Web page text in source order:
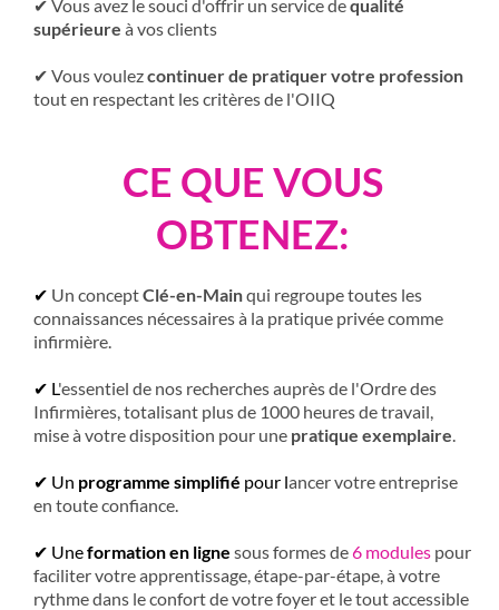
✔ Vous avez le souci d'offrir un service dequalité
supérieure à vos clients
✔ Vous voulezcontinuer de pratiquer votre profession
tout en respectant les critères de l'OIIQ
CE QUE VOUS
OBTENEZ:
✔ Un conceptClé-en-Mainqui regroupe toutes les
connaissances nécessaires à la pratique privée comme
infirmière.
✔ L'essentiel de nos recherches auprès de l'Ordre des
Infirmières, totalisant plus de 1000 heures de travail,
mise à votre disposition pour une pratique exemplaire.
✔ Un programme simplifié pour lancer votre entreprise
en toute confiance.
✔ Uneformation en ligne sous formes de6 modules pour
faciliter votre apprentissage, étape-par-étape, à votre
rythme dans le confort de votre foyer et le tout accessible